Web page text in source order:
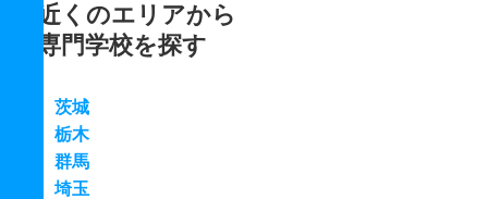
近くのエリアから
専門学校を探す
茨城
栃木
群馬
埼玉